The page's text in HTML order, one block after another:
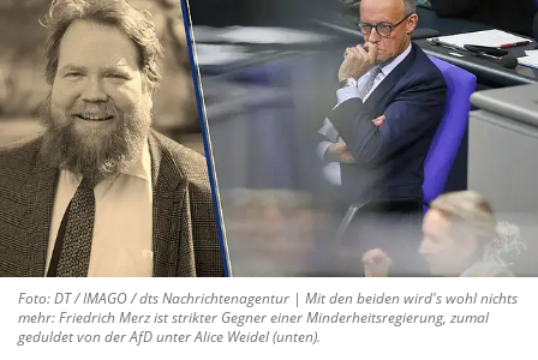
Foto: DT / IMAGO / dts Nachrichtenagentur | Mit den beiden wird's wohl nichts
mehr: Friedrich Merz ist strikter Gegner einer Minderheitsregierung, zumal
geduldet von der AfD unter Alice Weidel (unten).